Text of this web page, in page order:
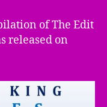
of The Edit
released on